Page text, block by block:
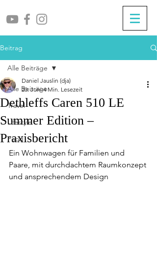
Beitrag
Alle Beiträge
Travel
Lifestyle
Food
Alle Beiträge
Dethleffs Caren 510 LE
Summer Edition –
Praxisbericht
Daniel Jauslin (dja)
20. Juni 4 Min. Lesezeit
Ein Wohnwagen für Familien und
Paare, mit durchdachtem Raumkonzept
und ansprechendem Design